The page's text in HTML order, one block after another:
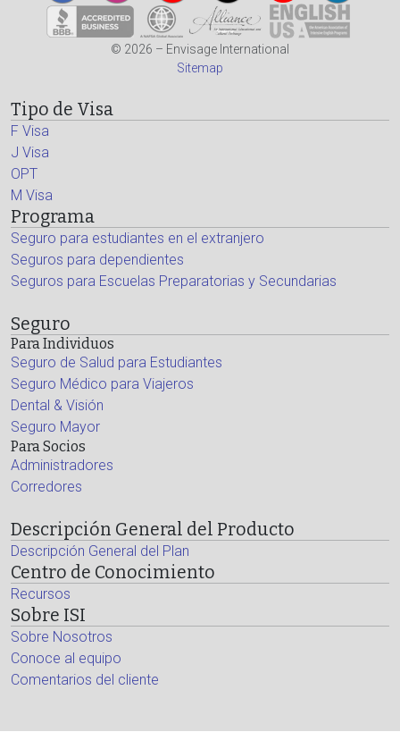
© 2026 – Envisage International
Sitemap
Tipo de Visa
F Visa
J Visa
OPT
M Visa
Programa
Seguro para estudiantes en el extranjero
Seguros para dependientes
Seguros para Escuelas Preparatorias y Secundarias
Seguro
Para Individuos
Seguro de Salud para Estudiantes
Seguro Médico para Viajeros
Dental & Visión
Seguro Mayor
Para Socios
Administradores
Corredores
Descripción General del Producto
Descripción General del Plan
Centro de Conocimiento
Recursos
Sobre ISI
Sobre Nosotros
Conoce al equipo
Comentarios del cliente